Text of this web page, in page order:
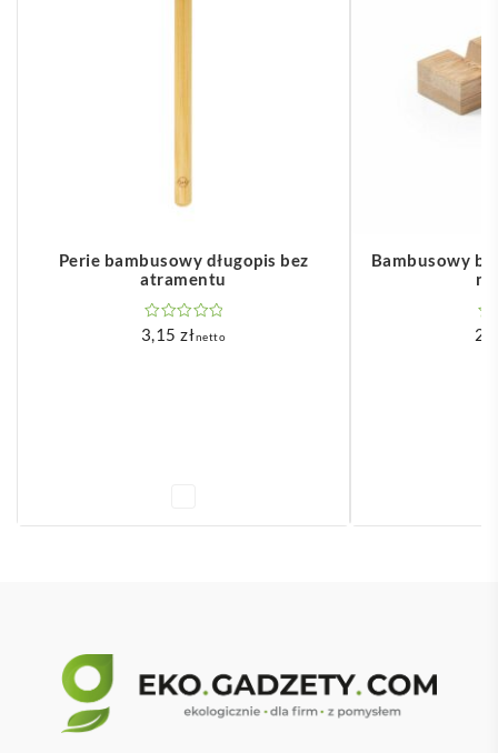
Perie bambusowy długopis bez
atramentu
3,15złnetto
Bambusowy